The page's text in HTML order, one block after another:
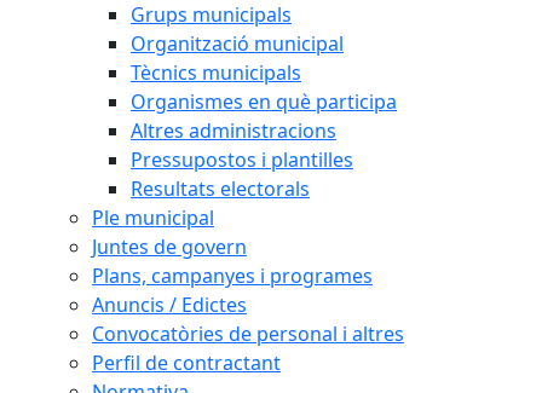
Grups municipals
Organització municipal
Tècnics municipals
Organismes en què participa
Altres administracions
Pressupostos i plantilles
Resultats electorals
Ple municipal
Juntes de govern
Plans, campanyes i programes
Anuncis / Edictes
Convocatòries de personal i altres
Perfil de contractant